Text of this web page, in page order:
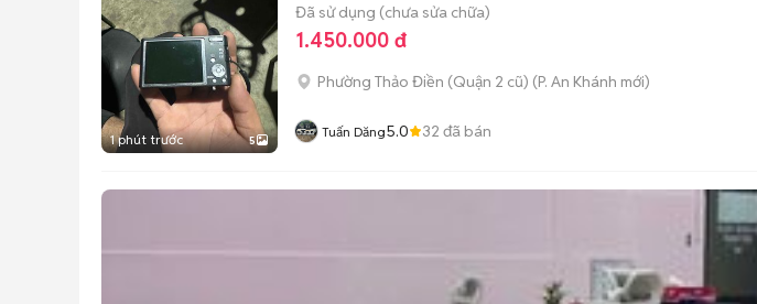
1 phút trước 5
Đã sử dụng (chưa sửa chữa)
1.450.000 đ
Phường Thảo Điền (Quận 2 cũ) (P. An Khánh mới)
Tuấn Dăng5.0 32 đã bán